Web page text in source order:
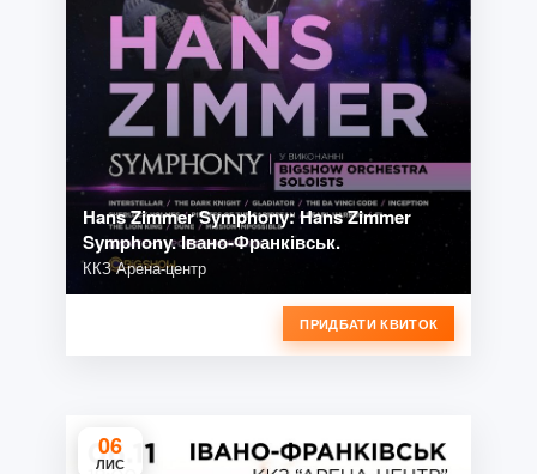
Hans Zimmer Symphony: Hans Zimmer
Symphony. Івано-Франківськ.
ККЗ Арена-центр
ПРИДБАТИ КВИТОК
06
ЛИС